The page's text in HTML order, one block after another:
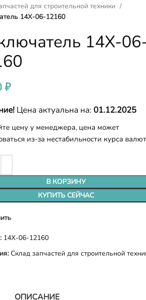
для строительной техники
14X-06-12160
14X-
₽
Цена актуальна на: 01.12.2025
цену у менеджера, цена может
из-за нестабильности курса
В КОРЗИНУ
КУПИТЬ СЕЙЧАС
14X-06-12160
Склад запчастей для строительной
ОПИСАНИЕ